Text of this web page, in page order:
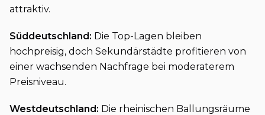
attraktiv.
Süddeutschland: Die Top-Lagen bleiben
hochpreisig, doch Sekundärstädte profitieren von
einer wachsenden Nachfrage bei moderaterem
Preisniveau.
Westdeutschland: Die rheinischen Ballungsräume